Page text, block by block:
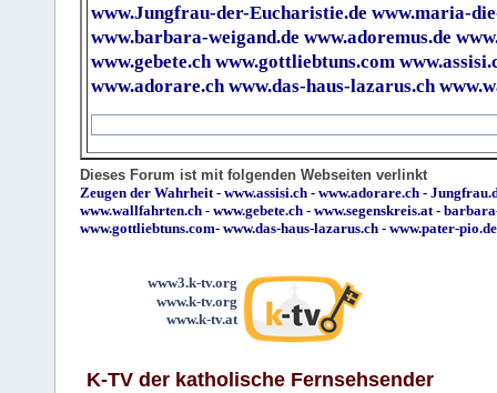
www.Jungfrau-der-Eucharistie.de www.maria-
www.barbara-weigand.de www.adoremus.de
www.gebete.ch www.gottliebtuns.com
www.adorare.ch www.das-haus-lazarus.ch
Dieses Forum ist mit folgenden Webseiten verlinkt
Zeugen der Wahrheit- www.assisi.ch - www.adorare.ch -
www.wallfahrten.ch - www.gebete.ch - www.segenskreis.at-
www.gottliebtuns.com- www.das-haus-lazarus.ch - www.pater-pio.de
www3.k-tv.org
www.k-tv.org
www.k-tv.at
K-TV der katholische Fernsehsender